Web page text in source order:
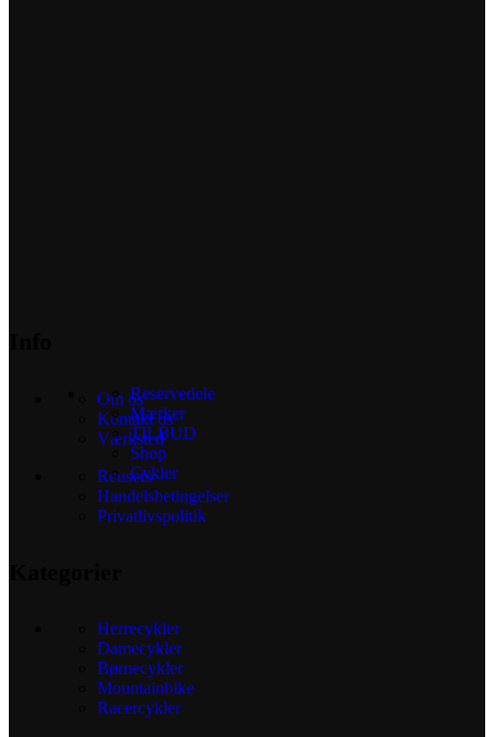
Om os
Kontakt os
Værksted
Reusers
Handelsbetingelser
Privatlivspolitik
Herrecykler
Damecykler
Børnecykler
Mountainbike
Racercykler
Reservedele
Mærker
TILBUD
Shop
Cykler